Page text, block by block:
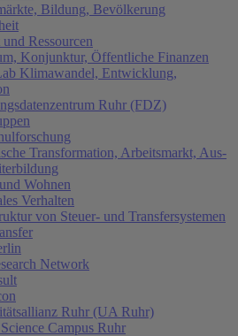
Bildung, Bevölkerung
Ressourcen
Konjunktur, Öffentliche Finanzen
Klimawandel, Entwicklung,
Ruhr (FDZ)
Transformation, Arbeitsmarkt, Aus-
Wohnen
Verhalten
von Steuer- und Transfersystemen
Network
Ruhr (UA Ruhr)
Campus Ruhr